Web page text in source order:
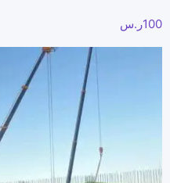
100ر.س